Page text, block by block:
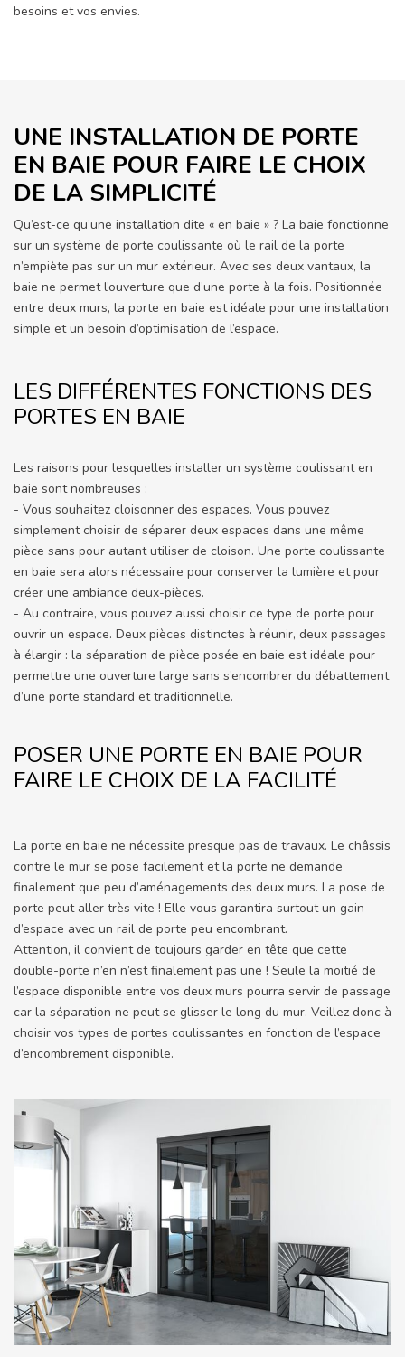
besoins et vos envies.
UNE INSTALLATION DE PORTE
EN BAIE POUR FAIRE LE CHOIX
DE LA SIMPLICITÉ
Qu’est-ce qu’une installation dite « en baie » ? La baie fonctionne
sur un système de porte coulissante où le rail de la porte
n’empiète pas sur un mur extérieur. Avec ses deux vantaux, la
baie ne permet l’ouverture que d’une porte à la fois. Positionnée
entre deux murs, la porte en baie est idéale pour une installation
simple et un besoin d’optimisation de l’espace.
LES DIFFÉRENTES FONCTIONS DES
PORTES EN BAIE
Les raisons pour lesquelles installer un système coulissant en
baie sont nombreuses :
- Vous souhaitez cloisonner des espaces. Vous pouvez
simplement choisir de séparer deux espaces dans une même
pièce sans pour autant utiliser de cloison. Une porte coulissante
en baie sera alors nécessaire pour conserver la lumière et pour
créer une ambiance deux-pièces.
- Au contraire, vous pouvez aussi choisir ce type de porte pour
ouvrir un espace. Deux pièces distinctes à réunir, deux passages
à élargir : la séparation de pièce posée en baie est idéale pour
permettre une ouverture large sans s’encombrer du débattement
d’une porte standard et traditionnelle.
POSER UNE PORTE EN BAIE POUR
FAIRE LE CHOIX DE LA FACILITÉ
La porte en baie ne nécessite presque pas de travaux. Le châssis
contre le mur se pose facilement et la porte ne demande
finalement que peu d’aménagements des deux murs. La pose de
porte peut aller très vite ! Elle vous garantira surtout un gain
d’espace avec un rail de porte peu encombrant.
Attention, il convient de toujours garder en tête que cette
double-porte n’en n’est finalement pas une ! Seule la moitié de
l’espace disponible entre vos deux murs pourra servir de passage
car la séparation ne peut se glisser le long du mur. Veillez donc à
choisir vos types de portes coulissantes en fonction de l’espace
d’encombrement disponible.